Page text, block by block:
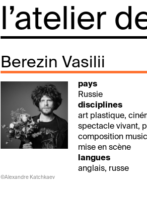
l’atelier
Berezin Vasilii
©Alexandre Katchkaev
pays
Russie
disciplines
art plastique,
spectacle vivant,
composition
mise en scène
langues
anglais, russe